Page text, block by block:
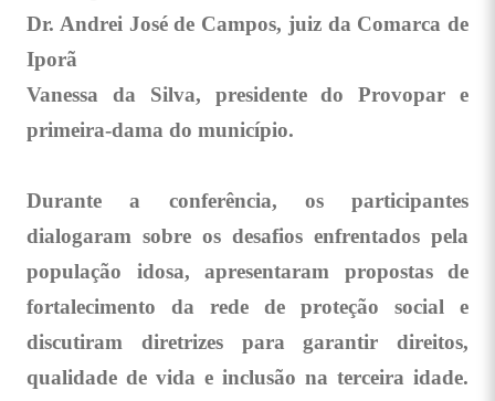
Dr. Andrei José de Campos, juiz da Comarca de
Iporã
Vanessa da Silva, presidente do Provopar e
primeira-dama do município.
Durante a conferência, os participantes
dialogaram sobre os desafios enfrentados pela
população idosa, apresentaram propostas de
fortalecimento da rede de proteção social e
discutiram diretrizes para garantir direitos,
qualidade de vida e inclusão na terceira idade.